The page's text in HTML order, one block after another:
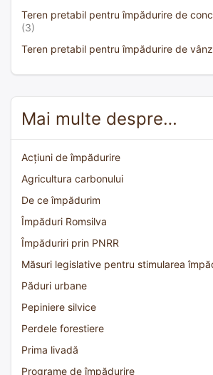
Teren pretabil pentru împădurire de
(3)
Teren pretabil pentru împădurire de
Mai multe despre…
Acțiuni de împădurire
Agricultura carbonului
De ce împădurim
Împăduri Romsilva
Împăduriri prin PNRR
Măsuri legislative pentru stimularea
Păduri urbane
Pepiniere silvice
Perdele forestiere
Prima livadă
Programe de împădurire